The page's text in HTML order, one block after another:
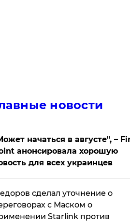
новости
начаться в августе", –
анонсировала хорошую
для всех украинцев
сделал уточнение о
с Маском о
Starlink против